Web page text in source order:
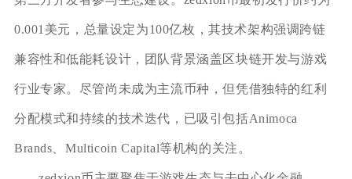
0.001美元，总量设定为100亿枚，其技术架构强调跨链
兼容性和低能耗设计，团队背景涵盖区块链开发与游戏
行业专家。尽管尚未成为主流币种，但凭借独特的红利
分配模式和持续的技术迭代，已吸引包括Animoca
Brands、Multicoin Capital等机构的关注。